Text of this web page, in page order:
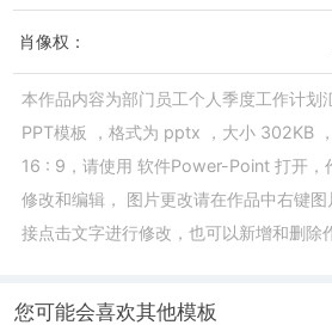
肖像权：
本作品内容为部门员工个人季度工作计划
PPT模板
，格式为 pptx ，大小 302KB
16 : 9 ，请使用 软件Power-Point 打开，
修改和编辑， 图片更改请在作品中右键
接点击文字进行修改，也可以新增和删除
您可能会喜欢其他模板